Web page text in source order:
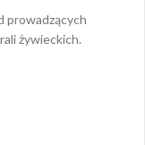
prowadzących
żywieckich.